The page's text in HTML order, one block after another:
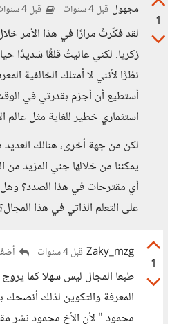
1
مجهول قبل 4 سنوات قبل 4 سنوات
لقد فكّرتُ مرارًا في هذا الأمر
زكريا. لكني عانيتُ قلقًا شديدًا
نظرًا لأنني لا أمتلك الخالفية
أستطيع أن أجزم بقدرتي في
استثماري خطير للغاية مثل عالم
لكن من جهة أخرى، هنالك العديد
يمكننا من خلالها جني المزيد من
أي مقترحات في هذا الصدد؟ وهل
على التعلم الذاتي في هذا المجال؟
1
Zaky_mzg قبل 4 سنوات
طبعا المجال ليس سهلا كما
المعرفة والتكوين لذلك أنصحك
محمود " لأن الأخ محمود نشر